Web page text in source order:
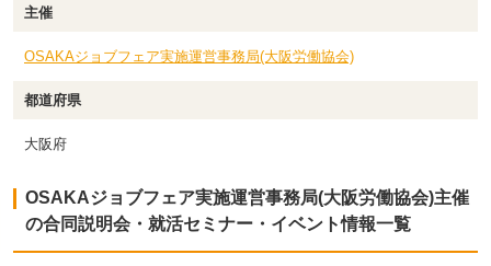
主催
OSAKAジョブフェア実施運営事務局(大阪労働協会)
都道府県
大阪府
OSAKAジョブフェア実施運営事務局(大阪労働協会)主催
の合同説明会・就活セミナー・イベント情報一覧